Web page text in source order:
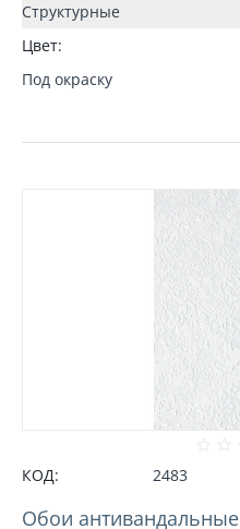
Структурные
Цвет:
Под окраску
КОД: 2483
Обои антивандальные